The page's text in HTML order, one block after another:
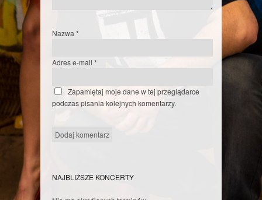
Nazwa *
Adres e-mail *
Zapamiętaj moje dane w tej przeglądarce
podczas pisania kolejnych komentarzy.
NAJBLIŻSZE KONCERTY